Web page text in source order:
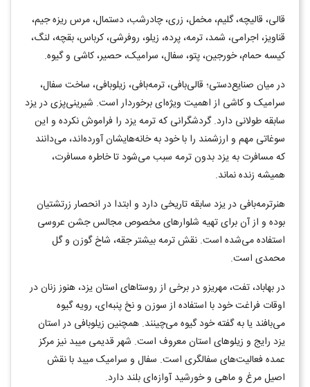
قالی، قالیچه، گلیم، مخمل، زری، چادرشب، دستمال، مرس ریزه جیم،
قناویز، اجرامی، شمد، ترمه، پرده، زیلو، روفرشی، کرباس، بقچه، لنگ،
کیسه حمام، خورجین، پتو، سفال، سرامیک، حصیر، کاشی و گیوه.
در میان صنایع‌دستی؛ قالی‌بافی، ترمه‌بافی، زیلوبافی، ساخت سفال،
سرامیک و کاشی از اهمیت ویژه‌ای برخوردار است. شیرینی‌پزی در یزد
سابقه طولانی دارد. گردشگرانی که ترمه یزد را فراموش نکرده و این
سوغاتی مهم و ارزشمند را با خود به خانه‌هایشان آورده‌اند، می‌دانند
که مسافرت به یزد بدون ترمه سبب می‌شود تا خاطره مسافرت،
همیشه زنده نماند.
هنرترمه‌بافی در یزد سابقه تاریخی دارد و ابتدا در انحصار زرتشتیان
بوده و از آن برای تهیه شلوارهای مخصوص مجالس جشن عروسی
استفاده می‌شده است. نقش ترمه بیشتر جقه، شاخ گوزن و گل
محمدی است.
در بهاباد، تفت، مهریزو در برخی از روستاهای استان یزد، هنوز زنان در
اوقات فراغت خود با استفاده از سوزن و نخ پنبه‌ای، رویه گیوه
می‌بافند یا به گفته خود گیوه می‌چینند. همچنین زیلوبافی در استان
یزد رایج و زیلوهای استان معروف است. شهر قدیمی میبد نیز مرکز
عمده فعالیت‌های سفالگری است. سفال و سرامیک میبد با نقش
اصیل مرغ و ماهی و خورشید آوازه‌ای بلند دارد.